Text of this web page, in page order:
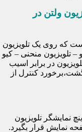
ولتن در
که روی یک تلویزیون
دی – ۳ بعدی – کرو – تلویزیون منحنی – کیو
در برابر اسیب
کنترل از
نمایشگر تلویزیون
نمایش قرار بگیرد.